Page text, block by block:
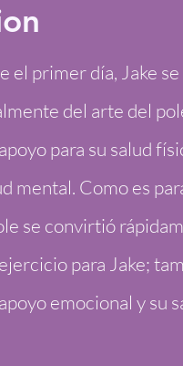
el primer día, Jake
del arte del
para su salud
mental. Como es
se convirtió
para Jake;
emocional y su